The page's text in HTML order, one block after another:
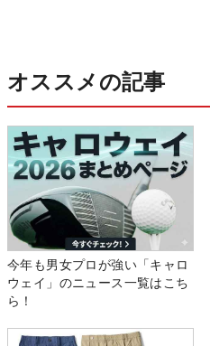
オススメの記事
今年も男女プロが強い「キャロ
ウェイ」のニュース一覧はこち
ら！